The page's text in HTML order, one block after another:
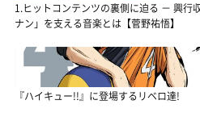
1.ヒットコンテンツの裏側に迫る － 興行
ナン」を支える音楽とは【菅野祐悟】
『ハイキュー!!』に登場するリベロ達!